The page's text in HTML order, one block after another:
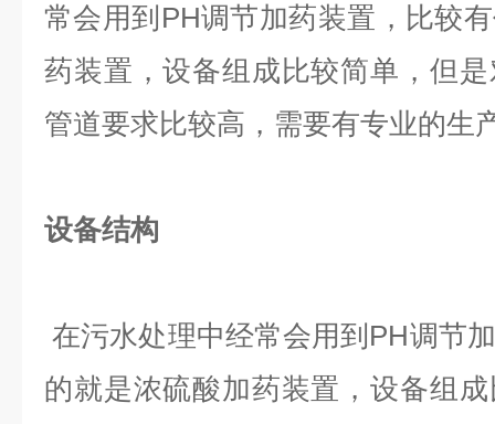
常会用到PH调节加药装置，比较
药装置，设备组成比较简单，但
管道要求比较高，需要有专业的生
设备结构
在污水处理中经常会用到PH调节
的就是浓硫酸加药装置，设备组